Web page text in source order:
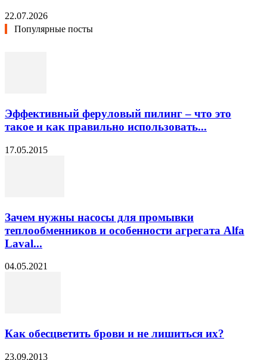
22.07.2026
Популярные посты
Эффективный феруловый пилинг – что это
такое и как правильно использовать...
17.05.2015
Зачем нужны насосы для промывки
теплообменников и особенности агрегата Alfa
Laval...
04.05.2021
Как обесцветить брови и не лишиться их?
23.09.2013